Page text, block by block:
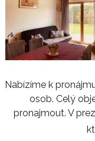
Nabízíme k
osob. Celý
pronajmout. V